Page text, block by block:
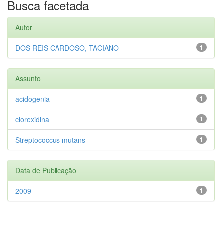
Busca facetada
Autor
1
DOS REIS CARDOSO, TACIANO
Assunto
1
acidogenia
1
clorexidina
1
Streptococcus mutans
Data de Publicação
1
2009